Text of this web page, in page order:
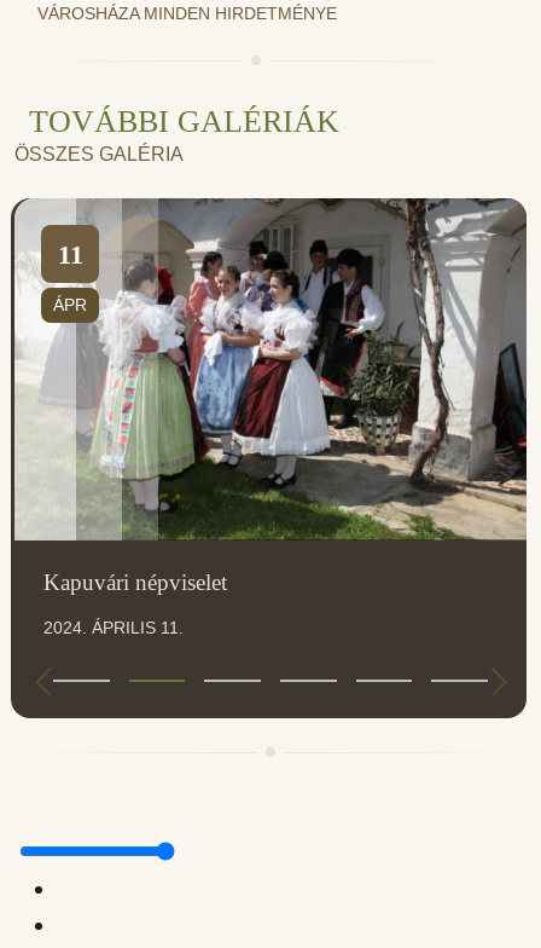
VÁROSHÁZA MINDEN HIRDETMÉNYE
TOVÁBBI GALÉRIÁK
ÖSSZES GALÉRIA
11
ÁPR
Kapuvári népviselet
2024. ÁPRILIS 11.